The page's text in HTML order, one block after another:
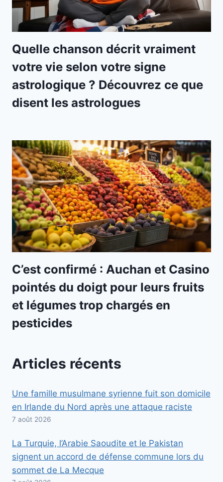
Quelle chanson décrit vraiment
votre vie selon votre signe
astrologique ? Découvrez ce que
disent les astrologues
C’est confirmé : Auchan et Casino
pointés du doigt pour leurs fruits
et légumes trop chargés en
pesticides
Articles récents
Une famille musulmane syrienne fuit son domicile
en Irlande du Nord après une attaque raciste
7 août 2026
La Turquie, l’Arabie Saoudite et le Pakistan
signent un accord de défense commune lors du
sommet de La Mecque